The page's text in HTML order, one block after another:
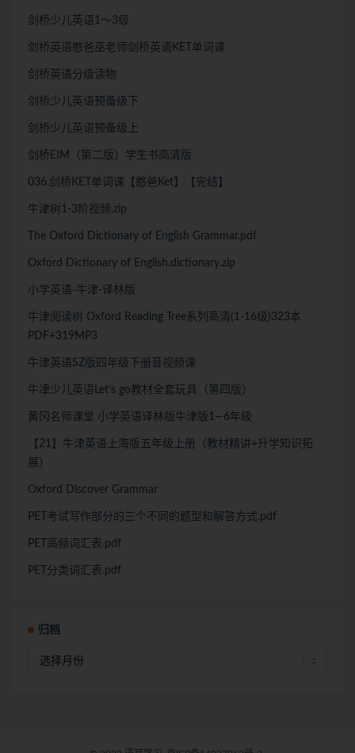
剑桥少儿英语1～3级
剑桥英语憨爸巫老师剑桥英语KET单词课
剑桥英语分级读物
剑桥少儿英语预备级下
剑桥少儿英语预备级上
剑桥EIM（第二版）学生书高清版
036.剑桥KET单词课【憨爸Ket】【完结】
牛津树1-3阶视频.zip
The Oxford Dictionary of English Grammar.pdf
Oxford Dictionary of English.dictionary.zip
小学英语-牛津-译林版
牛津阅读树 Oxford Reading Tree系列高清(1-16级)323本
PDF+319MP3
牛津英语SZ版四年级下册音视频课
牛冿少儿英语Let’s go教材全套玩具（第四版）
黄冈名师课堂 小学英语译林版牛津版1—6年级
【21】牛津英语上海版五年级上册（教材精讲+升学知识拓
展）
Oxford Discover Grammar
PET考试写作部分的三个不同的题型和解答方式.pdf
PET高频词汇表.pdf
PET分类词汇表.pdf
归档